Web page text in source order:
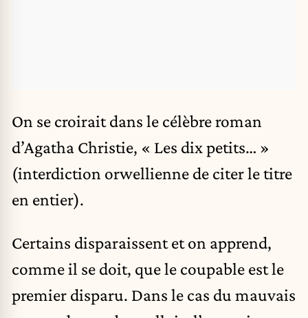
On se croirait dans le célèbre roman
d’Agatha Christie, « Les dix petits… »
(interdiction orwellienne de citer le titre
en entier).
Certains disparaissent et on apprend,
comme il se doit, que le coupable est le
premier disparu. Dans le cas du mauvais